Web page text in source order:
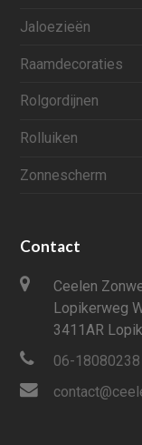
Jaloezieën
Raamdecoraties
Rolgordijnen
Rolluiken
Zonnescherm
Contact
Ceelen
Lopikerweg
3411AR Lopik
06-18080238